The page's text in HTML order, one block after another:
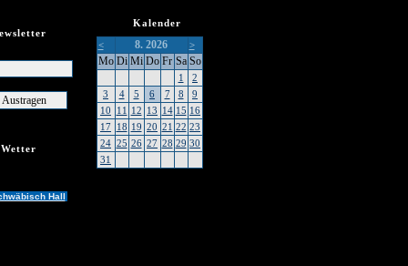
Wetter
Hall
Kalender
<
8. 2026 >
Mo Di Mi Do Fr Sa So
1
2
3
4 5 6 7 8
9
10
11 12 13 14 15 16
17 18 19 20 21 22 23
24 25 26 27 28 29 30
31